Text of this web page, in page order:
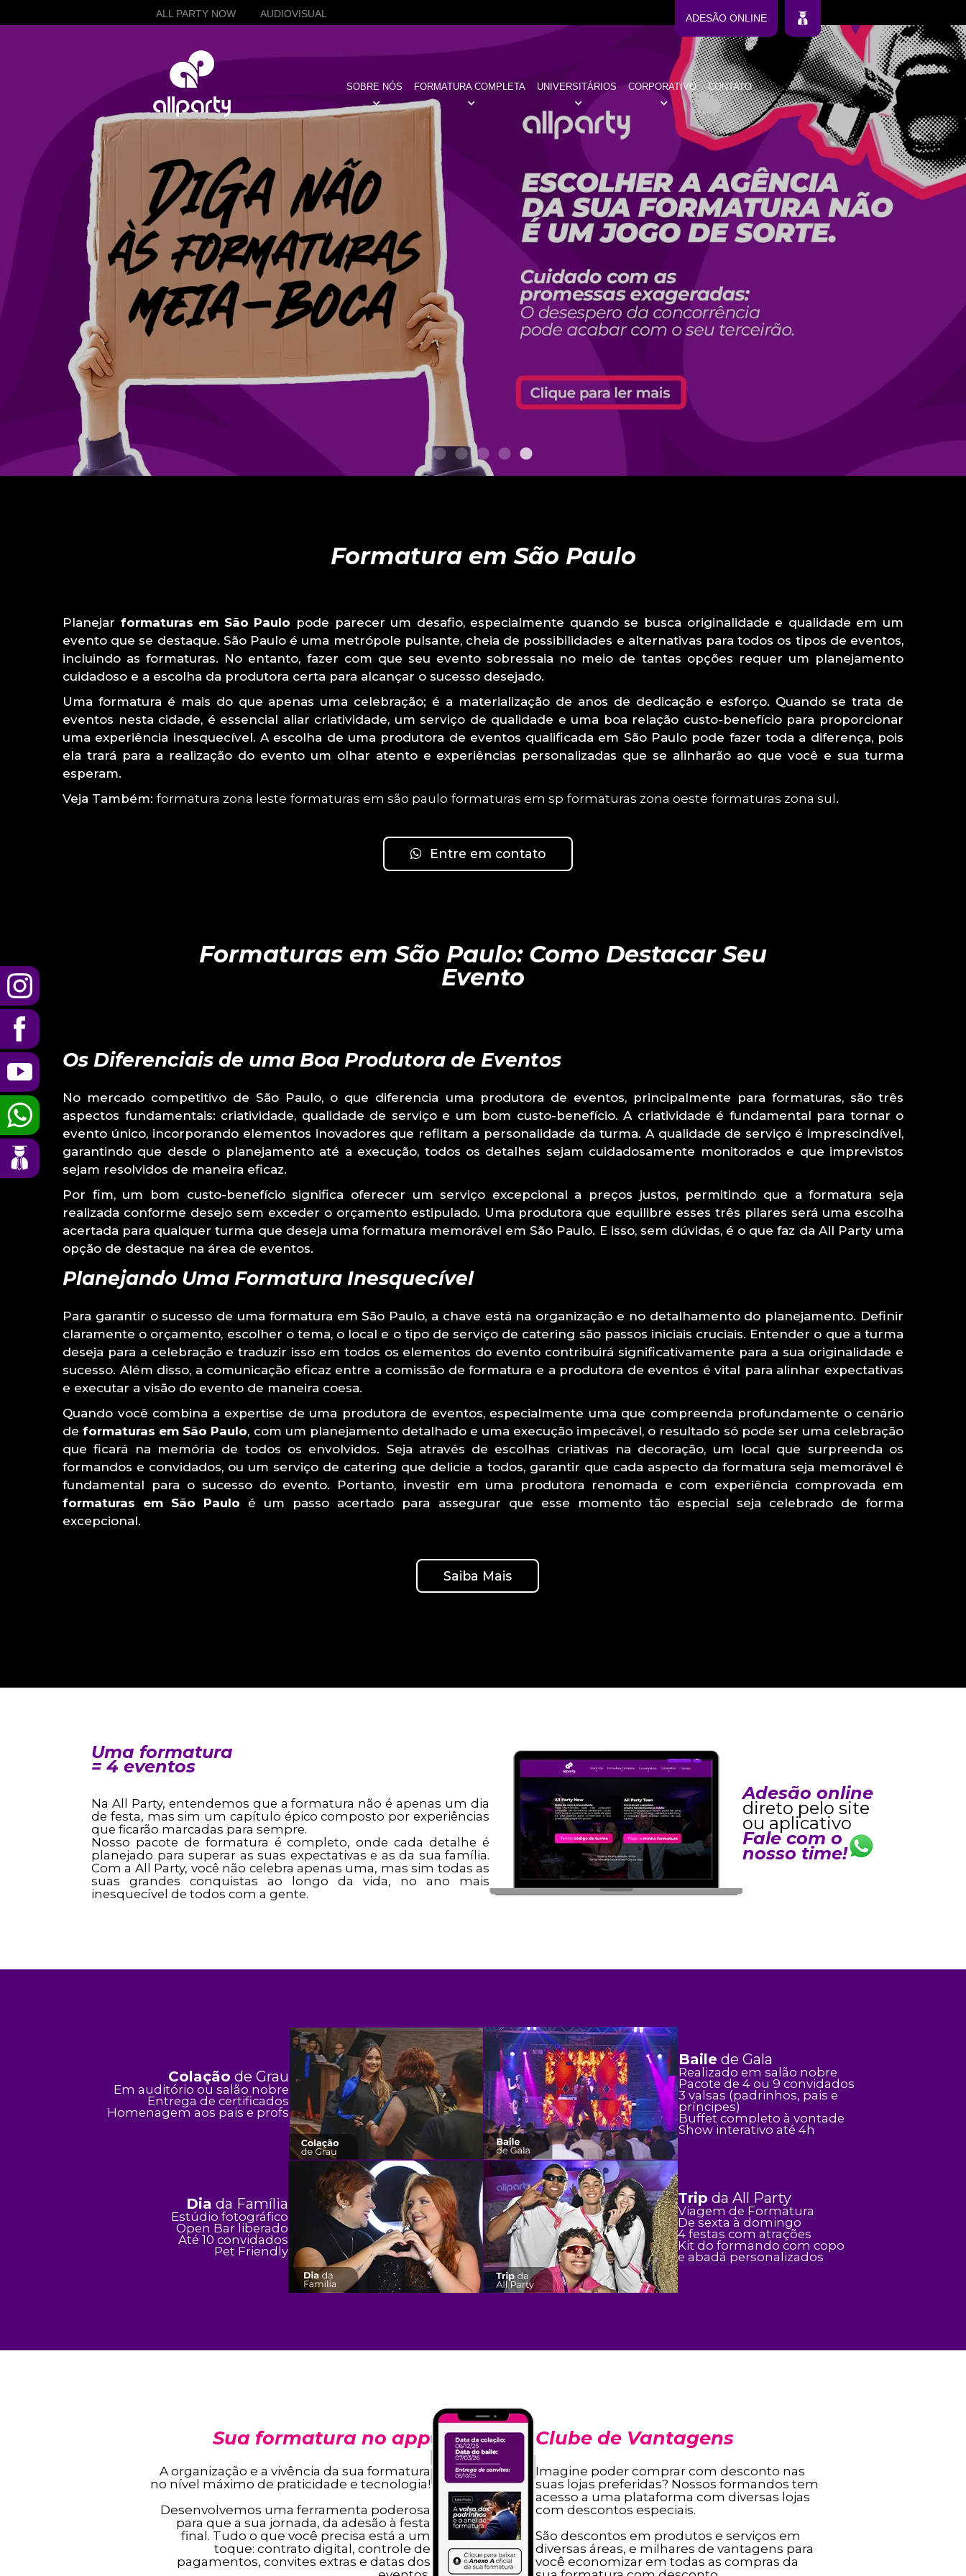
ALL PARTY NOW AUDIOVISUAL ADESÃO ONLINE
SOBRE NÓS FORMATURA COMPLETA UNIVERSITÁRIOS CORPORATIVO CONTATO
Formatura em São Paulo
Planejar formaturas em São Paulo pode parecer um desafio, especialmente quando se busca originalidade e qualidade em um
evento que se destaque. São Paulo é uma metrópole pulsante, cheia de possibilidades e alternativas para todos os tipos de eventos,
incluindo as formaturas. No entanto, fazer com que seu evento sobressaia no meio de tantas opções requer um planejamento
cuidadoso e a escolha da produtora certa para alcançar o sucesso desejado.
Uma formatura é mais do que apenas uma celebração; é a materialização de anos de dedicação e esforço. Quando se trata de
eventos nesta cidade, é essencial aliar criatividade, um serviço de qualidade e uma boa relação custo-benefício para proporcionar
uma experiência inesquecível. A escolha de uma produtora de eventos qualificada em São Paulo pode fazer toda a diferença, pois
ela trará para a realização do evento um olhar atento e experiências personalizadas que se alinharão ao que você e sua turma
esperam.
Veja Também: formatura zona leste formaturas em são paulo formaturas em sp formaturas zona oeste formaturas zona sul .
Entre em contato
Formaturas em São Paulo: Como Destacar Seu
Evento
Os Diferenciais de uma Boa Produtora de Eventos
No mercado competitivo de São Paulo, o que diferencia uma produtora de eventos, principalmente para formaturas, são três
aspectos fundamentais: criatividade, qualidade de serviço e um bom custo-benefício. A criatividade é fundamental para tornar o
evento único, incorporando elementos inovadores que reflitam a personalidade da turma. A qualidade de serviço é imprescindível,
garantindo que desde o planejamento até a execução, todos os detalhes sejam cuidadosamente monitorados e que imprevistos
sejam resolvidos de maneira eficaz.
Por fim, um bom custo-benefício significa oferecer um serviço excepcional a preços justos, permitindo que a formatura seja
realizada conforme desejo sem exceder o orçamento estipulado. Uma produtora que equilibre esses três pilares será uma escolha
acertada para qualquer turma que deseja uma formatura memorável em São Paulo. E isso, sem dúvidas, é o que faz da All Party uma
opção de destaque na área de eventos.
Planejando Uma Formatura Inesquecível
Para garantir o sucesso de uma formatura em São Paulo, a chave está na organização e no detalhamento do planejamento. Definir
claramente o orçamento, escolher o tema, o local e o tipo de serviço de catering são passos iniciais cruciais. Entender o que a turma
deseja para a celebração e traduzir isso em todos os elementos do evento contribuirá significativamente para a sua originalidade e
sucesso. Além disso, a comunicação eficaz entre a comissão de formatura e a produtora de eventos é vital para alinhar expectativas
e executar a visão do evento de maneira coesa.
Quando você combina a expertise de uma produtora de eventos, especialmente uma que compreenda profundamente o cenário
deformaturas em São Paulo, com um planejamento detalhado e uma execução impecável, o resultado só pode ser uma celebração
que ficará na memória de todos os envolvidos. Seja através de escolhas criativas na decoração, um local que surpreenda os
formandos e convidados, ou um serviço de catering que delicie a todos, garantir que cada aspecto da formatura seja memorável é
fundamental para o sucesso do evento. Portanto, investir em uma produtora renomada e com experiência comprovada em
formaturas em São Paulo é um passo acertado para assegurar que esse momento tão especial seja celebrado de forma
excepcional.
Saiba Mais
Uma formatura
= 4 eventos
Na All Party, entendemos que a formatura não é apenas um dia
de festa, mas sim um capítulo épico composto por experiências
que ficarão marcadas para sempre.
Nosso pacote de formatura é completo, onde cada detalhe é
planejado para superar as suas expectativas e as da sua família.
Com a All Party, você não celebra apenas uma, mas sim todas as
suas grandes conquistas ao longo da vida, no ano mais
inesquecível de todos com a gente.
Adesão online
direto pelo site
ou aplicativo
Fale com o
nosso time!
Colação de Grau
Em auditório ou salão nobre
Entrega de certificados
Homenagem aos pais e profs
Baile de Gala
Realizado em salão nobre
Pacote de 4 ou 9 convidados
3 valsas (padrinhos, pais e
príncipes)
Buffet completo à vontade
Show interativo até 4h
Dia da Família
Estúdio fotográfico
Open Bar liberado
Até 10 convidados
Pet Friendly
Trip da All Party
Viagem de Formatura
De sexta à domingo
4 festas com atrações
Kit do formando com copo
e abadá personalizados
Sua formatura no app
A organização e a vivência da sua formatura
no nível máximo de praticidade e tecnologia!
Desenvolvemos uma ferramenta poderosa
para que a sua jornada, da adesão à festa
final. Tudo o que você precisa está a um
toque: contrato digital, controle de
pagamentos, convites extras e datas dos
Clube de Vantagens
Imagine poder comprar com desconto nas
suas lojas preferidas? Nossos formandos tem
acesso a uma plataforma com diversas lojas
com descontos especiais.
São descontos em produtos e serviços em
diversas áreas, e milhares de vantagens para
você economizar em todas as compras da